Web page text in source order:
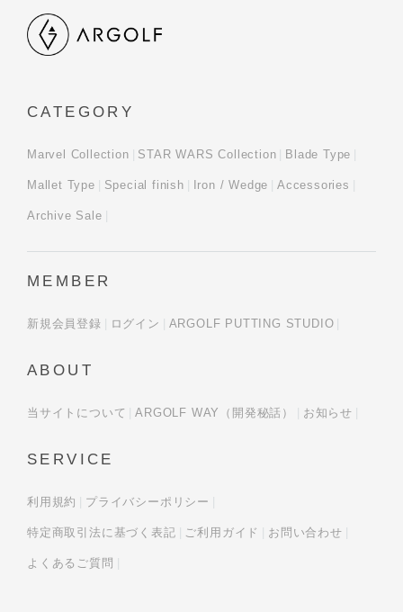
CATEGORY
Marvel Collection STAR WARS Collection Blade Type
Mallet Type Special finish Iron / Wedge Accessories
Archive Sale
MEMBER
新規会員登録 ログイン ARGOLF PUTTING STUDIO
ABOUT
当サイトについて ARGOLF WAY（開発秘話） お知らせ
SERVICE
利用規約 プライバシーポリシー
特定商取引法に基づく表記 ご利用ガイド お問い合わせ
よくあるご質問